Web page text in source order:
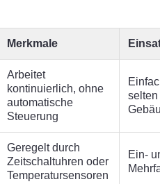
Merkmale
Arbeitet
kontinuierlich, ohne
automatische
Steuerung
Geregelt durch
Zeitschaltuhren oder
Temperatursensoren
Ein-